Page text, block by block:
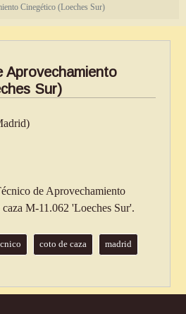
Cinegético (Loeches Sur)
Aprovechamiento
Sur)
de Aprovechamiento
M-11.062 'Loeches Sur'.
coto de caza madrid